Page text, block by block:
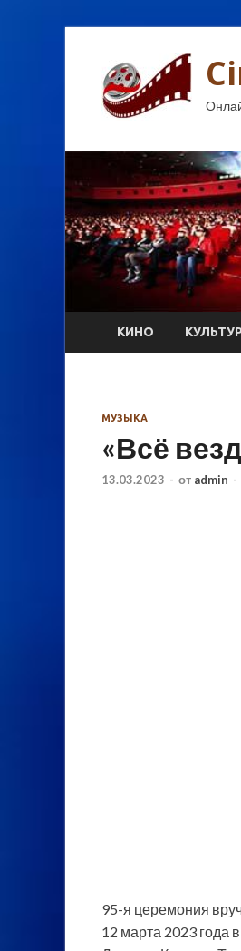
КИНО
МУЗЫКА
«Всё
13.03.2023 - от admin -
95-я церемония
12 марта 2023 года